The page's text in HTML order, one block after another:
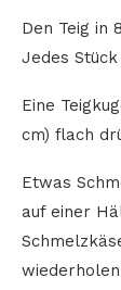
Den Teig in
Jedes
Eine
cm) flach
Etwas
auf einer